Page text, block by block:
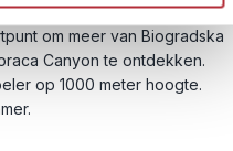
in de winter een ski-walhalla
om meer van Biogradska
Canyon te ontdekken.
op 1000 meter hoogte.